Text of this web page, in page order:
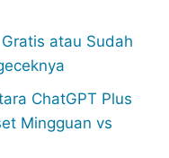
atau Sudah
ChatGPT Plus
Mingguan vs